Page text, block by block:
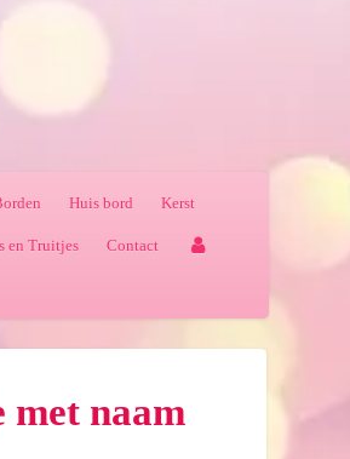
Huis bord Kerst
en Truitjes Contact
met naam